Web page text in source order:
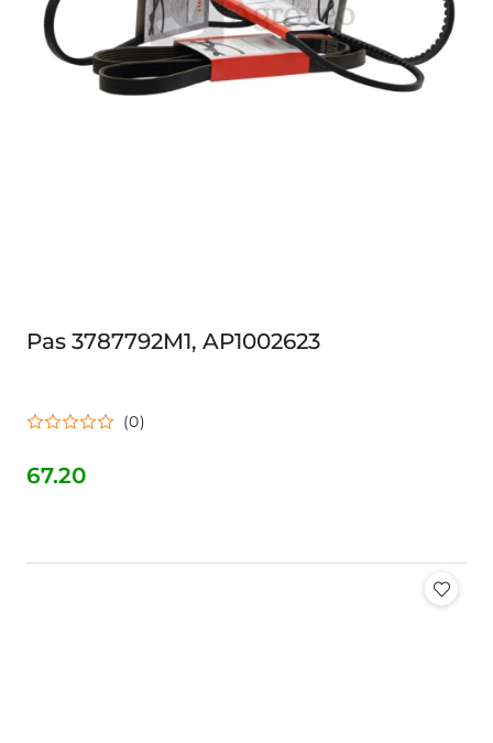
Pas 3787792M1, AP1002623
(0)
Cena:
67.20